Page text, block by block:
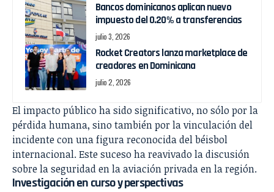
Bancos dominicanos aplican nuevo
impuesto del 0.20% a transferencias
julio 3, 2026
Rocket Creators lanza marketplace de
creadores en Dominicana
julio 2, 2026
El impacto público ha sido significativo, no sólo por la
pérdida humana, sino también por la vinculación del
incidente con una figura reconocida del béisbol
internacional. Este suceso ha reavivado la discusión
sobre la seguridad en la aviación privada en la región.
Investigación en curso y perspectivas